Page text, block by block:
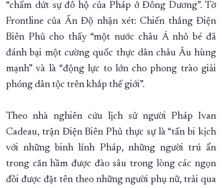
“chấm dứt sự đô hộ của Pháp ở Đông Dương”. Tờ
Frontline của Ấn Độ nhận xét: Chiến thắng Điện
Biên Phủ cho thấy “một nước châu Á nhỏ bé đã
đánh bại một cường quốc thực dân châu Âu hùng
mạnh” và là “động lực to lớn cho phong trào giải
phóng dân tộc trên khắp thế giới”.
Theo nhà nghiên cứu lịch sử người Pháp Ivan
Cadeau, trận Điện Biên Phủ thực sự là “tấn bi kịch
với những binh lính Pháp, những người trú ẩn
trong căn hầm được đào sâu trong lòng các ngọn
đồi được đặt tên theo những người phụ nữ, trải qua